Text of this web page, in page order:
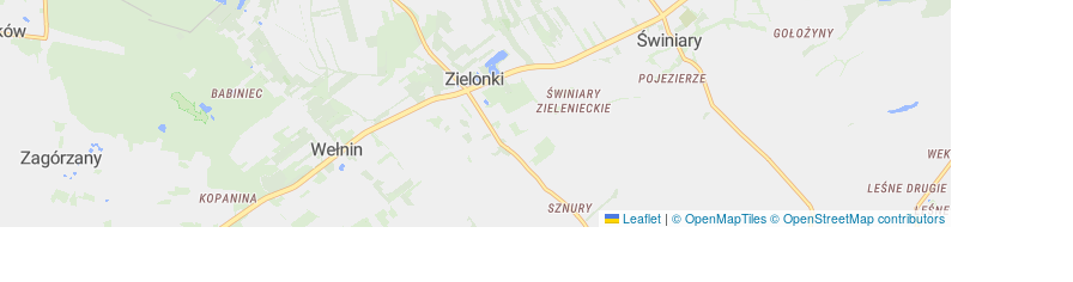
Leaflet | © OpenMapTiles © OpenStreetMap contributors